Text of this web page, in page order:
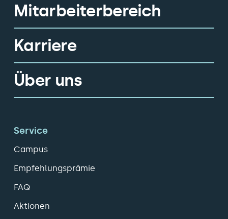
Mitarbeiterbereich
Karriere
Über uns
Service
Campus
Empfehlungsprämie
FAQ
Aktionen